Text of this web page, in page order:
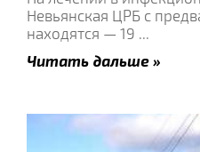
Невьянская ЦРБ с
находятся — 19 ...
Читать дальше »